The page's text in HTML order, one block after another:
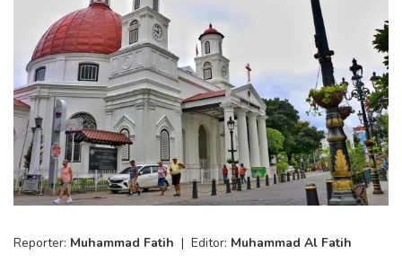
Reporter: Muhammad Fatih | Editor: Muhammad Al Fatih